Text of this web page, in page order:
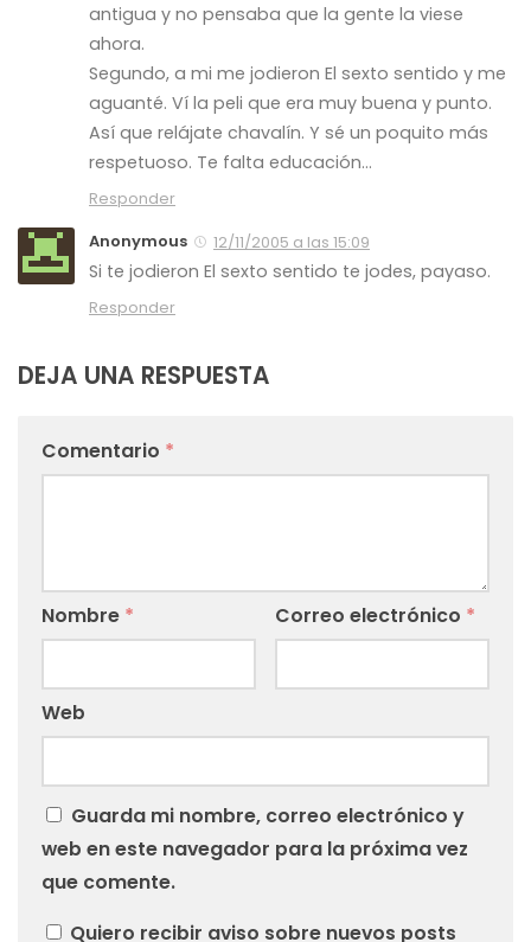
antigua y no pensaba que la gente la viese
ahora.
Segundo, a mi me jodieron El sexto sentido y me
aguanté. Ví la peli que era muy buena y punto.
Así que relájate chavalín. Y sé un poquito más
respetuoso. Te falta educación…
Responder
Anonymous
12/11/2005 a las 15:09
Si te jodieron El sexto sentido te jodes, payaso.
Responder
DEJA UNA RESPUESTA
Comentario *
Nombre * Correo electrónico *
Web
Guarda mi nombre, correo electrónico y
web en este navegador para la próxima vez
que comente.
Quiero recibir aviso sobre nuevos posts